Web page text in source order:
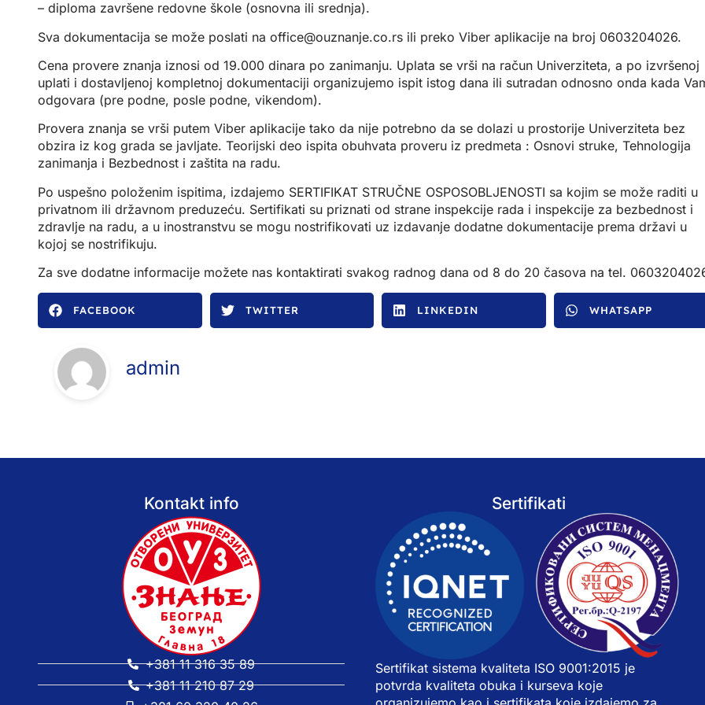
– diploma završene redovne škole (osnovna ili srednja).
Sva dokumentacija se može poslati na office@ouznanje.co.rs ili preko Viber aplikacije na broj 0603204026.
Cena provere znanja iznosi od 19.000 dinara po zanimanju. Uplata se vrši na račun Univerziteta, a po izvršenoj
uplati i dostavljenoj kompletnoj dokumentaciji organizujemo ispit istog dana ili sutradan odnosno onda kada
odgovara (pre podne, posle podne, vikendom).
Provera znanja se vrši putem Viber aplikacije tako da nije potrebno da se dolazi u prostorije Univerziteta bez
obzira iz kog grada se javljate. Teorijski deo ispita obuhvata proveru iz predmeta : Osnovi struke, Tehnologija
zanimanja i Bezbednost i zaštita na radu.
Po uspešno položenim ispitima, izdajemo SERTIFIKAT STRUČNE OSPOSOBLJENOSTI sa kojim se može raditi u
privatnom ili državnom preduzeću. Sertifikati su priznati od strane inspekcije rada i inspekcije za bezbednost i
zdravlje na radu, a u inostranstvu se mogu nostrifikovati uz izdavanje dodatne dokumentacije prema državi u
kojoj se nostrifikuju.
Za sve dodatne informacije možete nas kontaktirati svakog radnog dana od 8 do 20 časova na tel.
FACEBOOK TWITTER LINKEDIN WHATSAPP
admin
Kontakt info
+381 11 316 35 89
+381 11 210 87 29
Sertifikati
Sertifikat sistema kvaliteta ISO 9001:2015 je
potvrda kvaliteta obuka i kurseva koje